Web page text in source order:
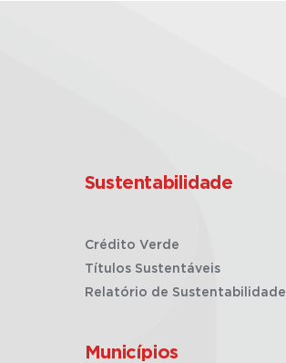
Sustentabilidade
Crédito Verde
Títulos Sustentáveis
Relatório de Sustentabilidade
Municípios